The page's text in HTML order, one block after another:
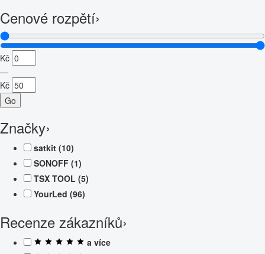
Cenové rozpětí›
Kč
—
Kč
Go
Značky›
satkit (10)
SONOFF (1)
TSX TOOL (5)
YourLed (96)
Recenze zákazníků›
a více